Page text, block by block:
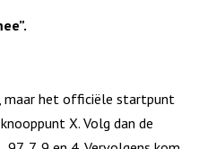
maar het officiële startpunt
X. Volg dan de